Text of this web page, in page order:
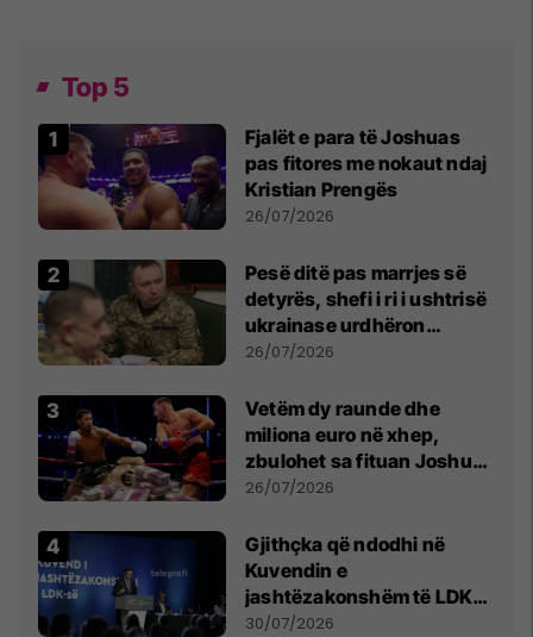
Top 5
Fjalët e para të Joshuas
pas fitores me nokaut ndaj
Kristian Prengës
26/07/2026
Pesë ditë pas marrjes së
detyrës, shefi i ri i ushtrisë
ukrainase urdhëron
kontroll të madh
26/07/2026
Vetëm dy raunde dhe
miliona euro në xhep,
zbulohet sa fituan Joshua
e Prenga
26/07/2026
Gjithçka që ndodhi në
Kuvendin e
jashtëzakonshëm të LDK-
së
30/07/2026